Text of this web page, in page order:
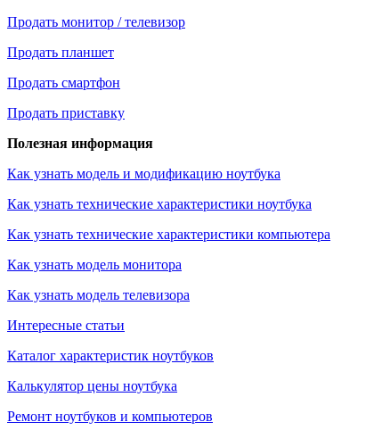
Продать монитор / телевизор
Продать планшет
Продать смартфон
Продать приставку
Полезная информация
Как узнать модель и модификацию ноутбука
Как узнать технические характеристики ноутбука
Как узнать технические характеристики компьютера
Как узнать модель монитора
Как узнать модель телевизора
Интересные статьи
Каталог характеристик ноутбуков
Калькулятор цены ноутбука
Ремонт ноутбуков и компьютеров